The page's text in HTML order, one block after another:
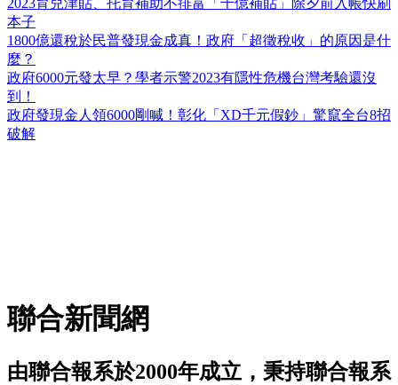
2023育兒津貼、托育補助不排富「千億補貼」除夕前入帳快刷
本子
1800億還稅於民普發現金成真！政府「超徵稅收」的原因是什
麼？
政府6000元發太早？學者示警2023有隱性危機台灣考驗還沒
到！
政府發現金人領6000剛喊！彰化「XD千元假鈔」驚竄全台8招
破解
聯合新聞網
由聯合報系於2000年成立，秉持聯合報系